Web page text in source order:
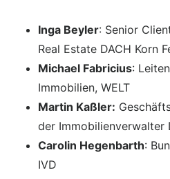
Inga Beyler: Senior
Real Estate DACH Korn
Michael Fabricius:
Immobilien, WELT
Martin Kaßler:
der Immobilienverwalter
Carolin Hegenbarth:
IVD